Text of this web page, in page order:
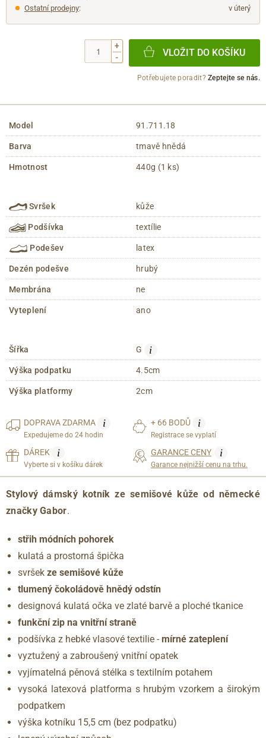
Ostatní prodejny: v úterý
+
-
VLOŽIT DO KOŠÍKU
Potřebujete poradit?Zeptejte se nás.
Model 91.711.18
Barva tmavě hnědá
Hmotnost 440g (1 ks)
Svršek kůže
Podšívka textílie
Podešev latex
Dezén podešve hrubý
Membrána ne
Vyteplení ano
Šířka G i
Výška podpatku 4.5cm
Výška platformy 2cm
DOPRAVAZDARMA i
Expedujeme do 24 hodin
+ 66 BODŮ i
Registrace se vyplatí
DÁREK i
Vyberte si v košíku dárek
GARANCE CENY i
Garance nejnižší cenu na trhu.
Stylový dámský kotník ze semišové kůže od německé
značky Gabor.
střih módních pohorek
kulatá a prostorná špička
svršek ze semišové kůže
tlumený čokoládově hnědý odstín
designová kulatá očka ve zlaté barvě a ploché tkanice
funkční zip na vnitřní straně
podšívka z hebké vlasové textilie - mírné zateplení
vyztužený a zabroušený vnitřní opatek
vyjímatelná pěnová stélka s textilním potahem
vysoká latexová platforma s hrubým vzorkem a širokým
podpatkem
výška kotníku 15,5 cm (bez podpatku)